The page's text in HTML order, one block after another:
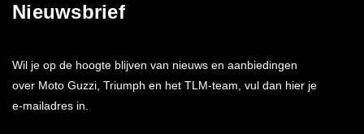
Nieuwsbrief
Wil je op de hoogte blijven van nieuws en aanbiedingen
over Moto Guzzi, Triumph en het TLM-team, vul dan hier je
e-mailadres in.